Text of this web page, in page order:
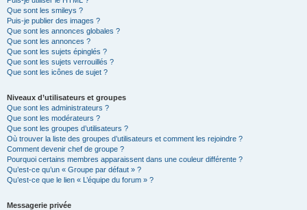
Que sont les smileys ?
Puis-je publier des images ?
Que sont les annonces globales ?
Que sont les annonces ?
Que sont les sujets épinglés ?
Que sont les sujets verrouillés ?
Que sont les icônes de sujet ?
Niveaux d’utilisateurs et groupes
Que sont les administrateurs ?
Que sont les modérateurs ?
Que sont les groupes d’utilisateurs ?
Où trouver la liste des groupes d’utilisateurs et comment les rejoindre ?
Comment devenir chef de groupe ?
Pourquoi certains membres apparaissent dans une couleur différente ?
Qu’est-ce qu’un « Groupe par défaut » ?
Qu’est-ce que le lien « L’équipe du forum » ?
Messagerie privée